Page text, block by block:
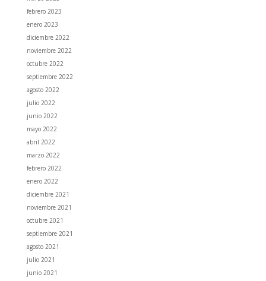
febrero 2023
enero 2023
diciembre 2022
noviembre 2022
octubre 2022
septiembre 2022
agosto 2022
julio 2022
junio 2022
mayo 2022
abril 2022
marzo 2022
febrero 2022
enero 2022
diciembre 2021
noviembre 2021
octubre 2021
septiembre 2021
agosto 2021
julio 2021
junio 2021